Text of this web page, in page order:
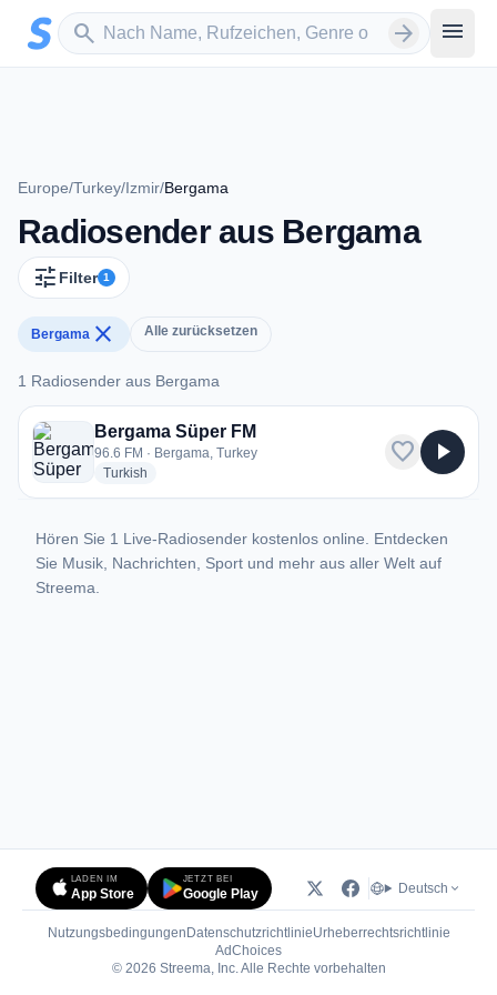
Zum Hauptinhalt springen
search
Sender suchen arrow_forward menu
Europe/Turkey/Izmir/Bergama
Radiosender aus Bergama
tune Filter 1
Bergama close Alle zurücksetzen
1 Radiosender aus Bergama
1 Radiosender aus Bergama
Bergama Süper FM
96.6 FM · Bergama, Turkey
Turkish
favorite play_arrow
Hören Sie 1 Live-Radiosender kostenlos online. Entdecken
Sie Musik, Nachrichten, Sport und mehr aus aller Welt auf
Streema.
LADEN IM
App Store
JETZT BEI
Google Play Deutsch
Nutzungsbedingungen DatenschutzrichtlinieUrheberrechtsrichtlinie
AdChoices(öffnet in neuem Tab)
© 2026 Streema, Inc. Alle Rechte vorbehalten